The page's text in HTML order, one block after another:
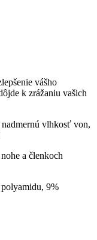
vášho
k zrážaniu vašich
vlhkosť von,
a členkoch
9%